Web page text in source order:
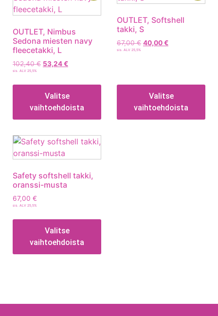
OUTLET, Nimbus
Sedona miesten navy
fleecetakki, L
102,40€ 53,24€
sis. ALV 25,5%
Valitse
vaihtoehdoista
OUTLET, Softshell
takki, S
67,00€ 40,00€
sis. ALV 25,5%
Valitse
vaihtoehdoista
Safety softshell takki,
oranssi-musta
67,00 €
sis. ALV 25,5%
Valitse
vaihtoehdoista